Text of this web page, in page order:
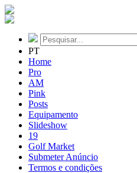
PT
Home
Pro
AM
Pink
Posts
Equipamento
Slideshow
19
Golf Market
Submeter Anúncio
Termos e condições